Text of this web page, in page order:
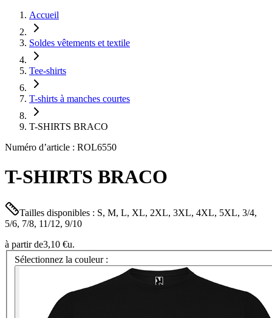
Accueil
Soldes vêtements et textile
Tee-shirts
T-shirts à manches courtes
T-SHIRTS BRACO
Numéro d’article : ROL6550
T-SHIRTS BRACO
Tailles disponibles : S, M, L, XL, 2XL, 3XL, 4XL, 5XL, 3/4,
5/6, 7/8, 11/12, 9/10
à partir de3,10 €u.
Sélectionnez la couleur :